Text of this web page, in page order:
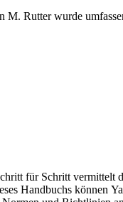
Rutter wurde
für Schritt
Handbuchs können